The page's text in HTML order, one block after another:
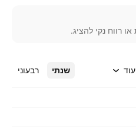
או רווח נקי להציג.
שנתי רבעוני עוד